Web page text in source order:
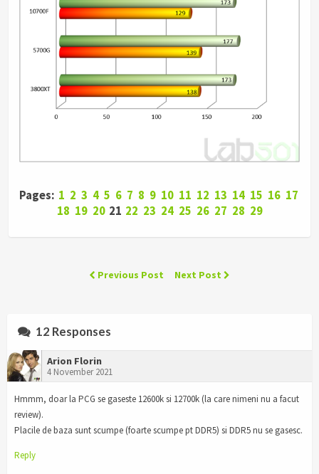
Pages: 1 2 3 4 5 6 7 8 9 10 11 12 13 14 15 16 17
18 19 20 21 22 23 24 25 26 27 28 29
Previous Post Next Post
12 Responses
Arion Florin
4 November 2021
Hmmm, doar la PCG se gaseste 12600k si 12700k (la care nimeni nu a facut
review).
Placile de baza sunt scumpe (foarte scumpe pt DDR5) si DDR5 nu se gasesc.
Reply